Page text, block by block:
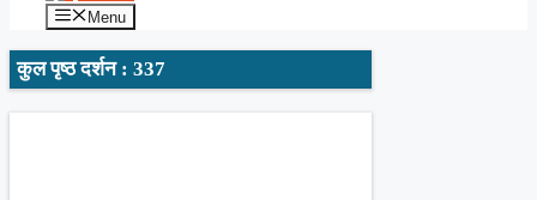
Menu
कुल पृष्ठ दर्शन : 337